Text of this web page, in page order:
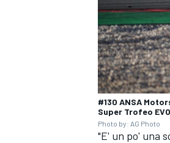
#130 ANSA
Super Trofeo
Photo by: AG Photo
"E' un po' una